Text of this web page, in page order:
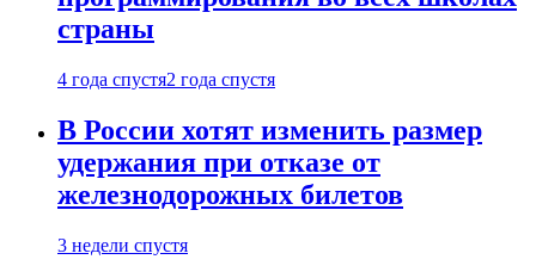
страны
4 года спустя2 года спустя
В России хотят изменить размер
удержания при отказе от
железнодорожных билетов
3 недели спустя